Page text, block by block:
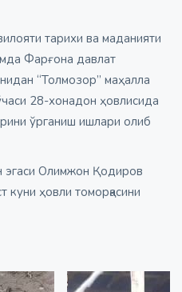
тарихи ва маданияти
Фарғона давлат
“Толмозор” маҳалла
28-хонадон ҳовлисида
ўрганиш ишлари олиб
эгаси Олимжон Қодиров
ҳовли томорқасини